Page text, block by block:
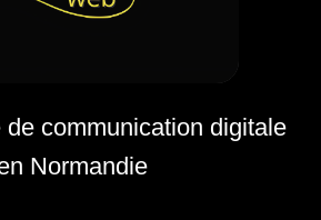
de communication digitale
Normandie